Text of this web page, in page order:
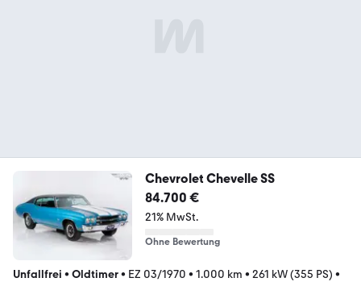
Chevrolet Chevelle SS
84.700 €
21% MwSt.
Ohne Bewertung
Unfallfrei • Oldtimer• EZ 03/1970 • 1.000 km • 261 kW (355 PS) •